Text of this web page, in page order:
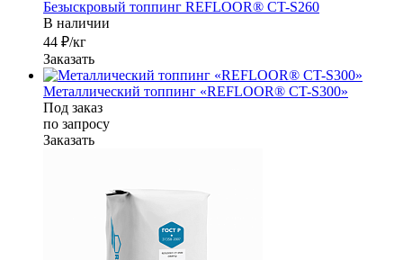
Безыскровый топпинг REFLOOR® CT-S260
В наличии
44 ₽/кг
Заказать
Металлический топпинг «REFLOOR® CT-S300»
Под заказ
по запросу
Заказать